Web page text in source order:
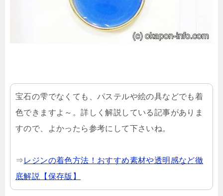
宝石の雫でなくても、パステルや絵の具などでも着
色できますよ～。詳しく解説している記事がありま
すので、よかったら参考にして下さいね。
⇒レジンの着色方法！おすすめ素材や透明感など徹
底解説【保存版】